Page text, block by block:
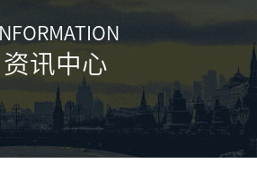
INFORMATION
资讯中心